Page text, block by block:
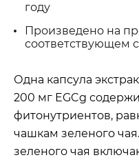
году
Произведено на
соответствующем
Одна капсула
200 мг EGCg
фитонутриентов,
чашкам зеленого
зеленого чая